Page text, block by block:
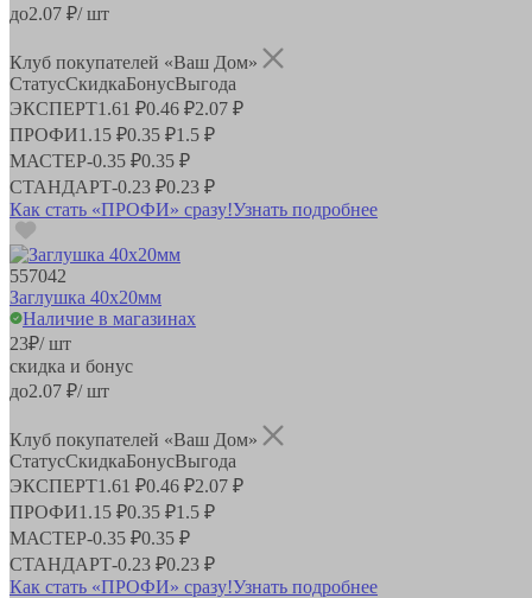
до2.07 ₽/ шт
Клуб покупателей «Ваш Дом»
СтатусСкидкаБонусВыгода
ЭКСПЕРТ1.61 ₽0.46 ₽2.07 ₽
ПРОФИ1.15 ₽0.35 ₽1.5 ₽
МАСТЕР-0.35 ₽0.35 ₽
СТАНДАРТ-0.23 ₽0.23 ₽
Как стать «ПРОФИ» сразу!Узнать подробнее
557042
Заглушка 40х20мм
Наличие в магазинах
23₽/ шт
скидка и бонус
до2.07 ₽/ шт
Клуб покупателей «Ваш Дом»
СтатусСкидкаБонусВыгода
ЭКСПЕРТ1.61 ₽0.46 ₽2.07 ₽
ПРОФИ1.15 ₽0.35 ₽1.5 ₽
МАСТЕР-0.35 ₽0.35 ₽
СТАНДАРТ-0.23 ₽0.23 ₽
Как стать «ПРОФИ» сразу!Узнать подробнее